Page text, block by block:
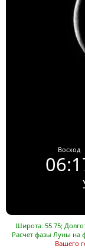
Восход
Широта: 55.75;
Расчет фазы Луны на
Вашего